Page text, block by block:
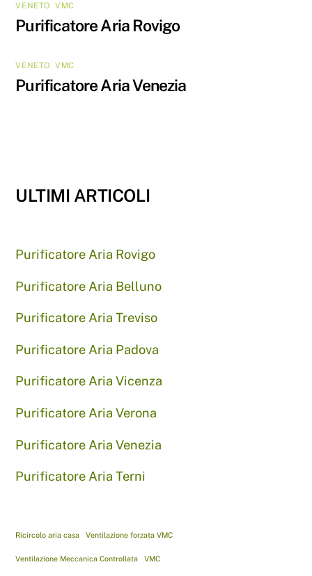
VENETO ,VMC
Purificatore Aria Rovigo
VENETO ,VMC
Purificatore Aria Venezia
ULTIMI ARTICOLI
Purificatore Aria Rovigo
Purificatore Aria Belluno
Purificatore Aria Treviso
Purificatore Aria Padova
Purificatore Aria Vicenza
Purificatore Aria Verona
Purificatore Aria Venezia
Purificatore Aria Terni
Ricircolo aria casa Ventilazione forzata VMC
Ventilazione Meccanica Controllata VMC